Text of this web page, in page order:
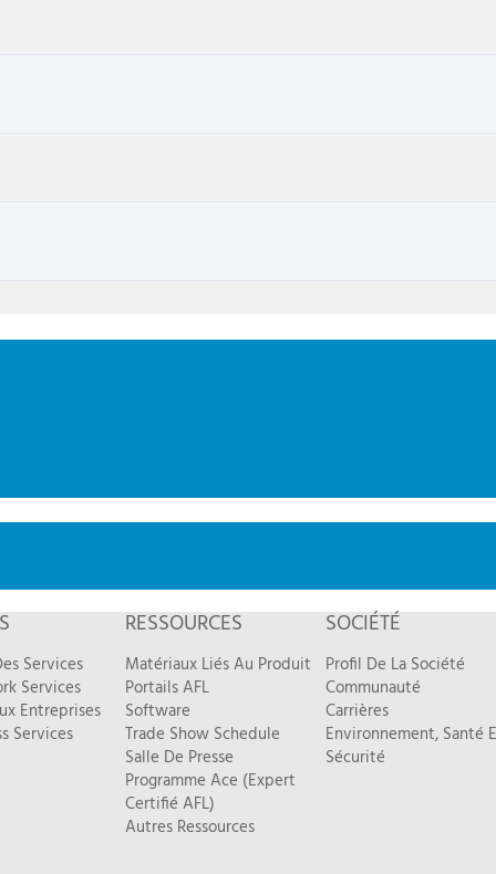
Services
Services
Entreprises
Services
RESSOURCES
Matériaux Liés Au Produit
Portails AFL
Software
Trade Show Schedule
Salle De Presse
Programme Ace (Expert
Certifié AFL)
Autres Ressources
SOCIÉTÉ
Profil De La Société
Communauté
Carrières
Environnement, Santé
Sécurité